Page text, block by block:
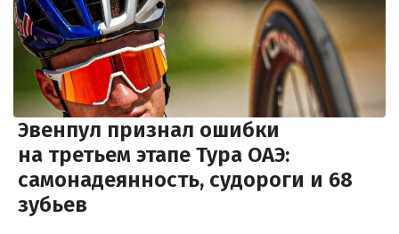
Эвенпул признал ошибки
на третьем этапе Тура ОАЭ:
самонадеянность, судороги и 68
зубьев